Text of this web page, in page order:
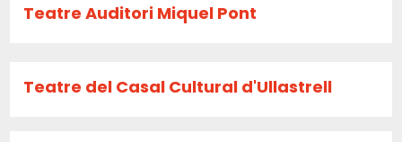
Teatre Auditori Miquel Pont
Teatre del Casal Cultural d'Ullastrell